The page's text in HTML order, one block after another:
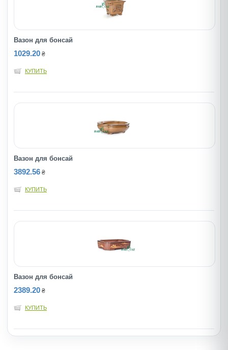
Вазон для бонсай
1029.20 ₴
КУПИТЬ
Вазон для бонсай
3892.56 ₴
КУПИТЬ
Вазон для бонсай
2389.20 ₴
КУПИТЬ